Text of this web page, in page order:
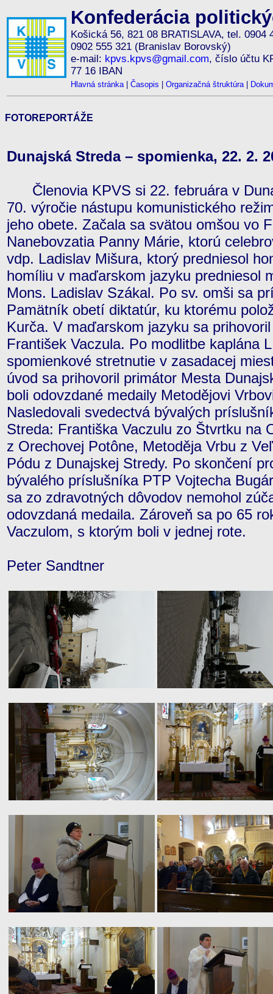
Konfederácia
Košická 56, 821 08 BRATISLAVA, tel. 0904
0902 555 321 (Branislav Borovský)
e-mail: kpvs.kpvs@gmail.com, číslo účtu
77 16 IBAN
Hlavná stránka| Časopis Organizačná štruktúra|
FOTOREPORTÁŽE
Dunajská Streda – spomienka, 22. 2.
Členovia KPVS si 22. februára v
70. výročie nástupu komunistického
jeho obete. Začala sa svätou omšou vo
Nanebovzatia Panny Márie, ktorú
vdp. Ladislav Mišura, ktorý predniesol
homíliu v maďarskom jazyku predniesol
Mons. Ladislav Szákal. Po sv. omši sa
Pamätník obetí diktatúr, ku ktorému
Kurča. V maďarskom jazyku sa
František Vaczula. Po modlitbe kaplána
spomienkové stretnutie v zasadacej
úvod sa prihovoril primátor Mesta
boli odovzdané medaily Metodějovi
Nasledovali svedectvá bývalých
Streda: Františka Vaczulu zo Štvrtku na
z Orechovej Potône, Metoděja Vrbu z
Pódu z Dunajskej Stredy. Po skončení
bývalého príslušníka PTP Vojtecha
sa zo zdravotných dôvodov nemohol
odovzdaná medaila. Zároveň sa po 65
Vaczulom, s ktorým boli v jednej rote.
Peter Sandtner